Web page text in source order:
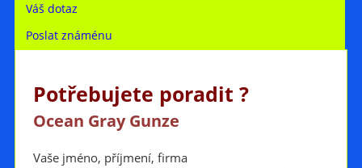
Váš dotaz
Poslat známénu
Potřebujete poradit ?
Ocean Gray Gunze
Vaše jméno, příjmení, firma